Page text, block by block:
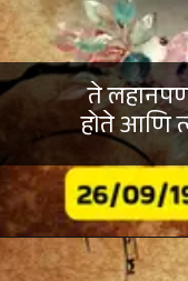
ते
होते आणि